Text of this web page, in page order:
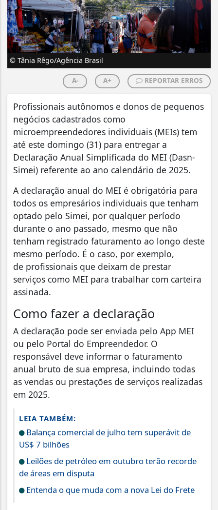
© Tânia Rêgo/Agência Brasil
A- A+ REPORTAR ERROS
Profissionais autônomos e donos de pequenos
negócios cadastrados como
microempreendedores individuais (MEIs) tem
até este domingo (31) para entregar a
Declaração Anual Simplificada do MEI (Dasn-
Simei) referente ao ano calendário de 2025.
A declaração anual do MEI é obrigatória para
todos os empresários individuais que tenham
optado pelo Simei, por qualquer período
durante o ano passado, mesmo que não
tenham registrado faturamento ao longo deste
mesmo período. É o caso, por exemplo,
de profissionais que deixam de prestar
serviços como MEI para trabalhar com carteira
assinada.
Como fazer a declaração
A declaração pode ser enviada pelo App MEI
ou pelo Portal do Empreendedor. O
responsável deve informar o faturamento
anual bruto de sua empresa, incluindo todas
as vendas ou prestações de serviços realizadas
em 2025.
LEIA TAMBÉM:
Balança comercial de julho tem superávit de
US$ 7 bilhões
Leilões de petróleo em outubro terão recorde
de áreas em disputa
Entenda o que muda com a nova Lei do Frete